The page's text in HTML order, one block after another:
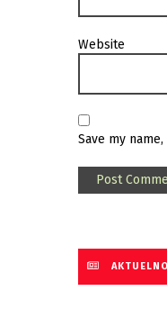
Website
Save my
AKTUELNO